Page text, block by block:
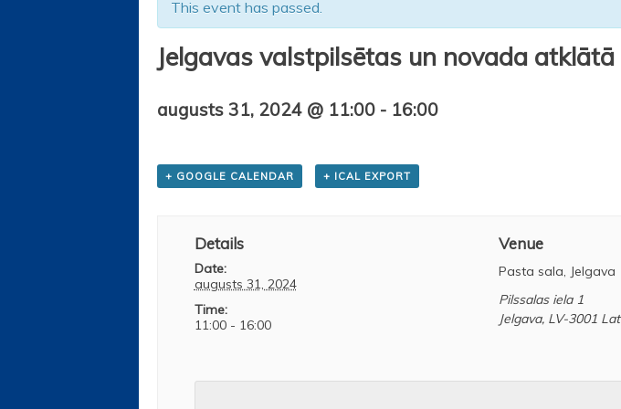
This event has passed.
Jelgavas valstpilsētas un novada
augusts 31, 2024 @ 11:00 - 16:00
+ GOOGLE CALENDAR + ICAL EXPORT
Details
Date:
augusts 31, 2024
Time:
11:00 - 16:00
Venue
Pasta sala, Jelgava
Pilssalas iela 1
Jelgava, LV-3001